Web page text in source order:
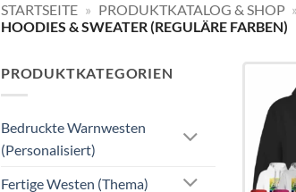
STARTSEITE » PRODUKTKATALOG & SHOP »
HOODIES & SWEATER (REGULÄRE FARBEN)
PRODUKTKATEGORIEN
Bedruckte Warnwesten
(Personalisiert)
Fertige Westen (Thema)